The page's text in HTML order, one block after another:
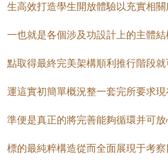
生高效打造學生開放體驗以充實相
一也就是各個涉及功設計上的主體
點取得最終完美架構順利推行階段
運這實初簡單概況整一套完所要求
準便是真正的將完善能夠循環并可
標的最純粹構造從而全面展現于考